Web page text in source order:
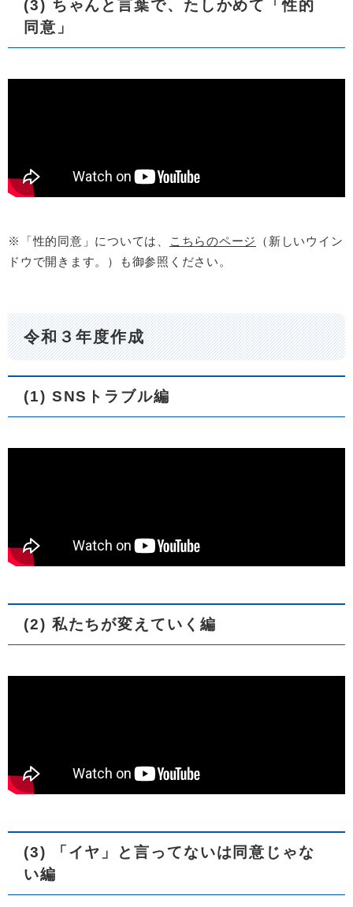
(3) ちゃんと言葉で、たしかめて「性的
同意」
※「性的同意」については、 こちらのページ
（新しいウイン
ドウで開きます。）も御参照ください。
令和３年度作成
(1) SNSトラブル編
(2) 私たちが変えていく編
(3) 「イヤ」と言ってないは同意じゃな
い編